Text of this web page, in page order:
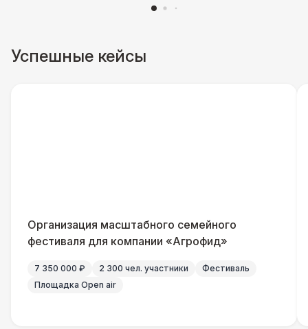
Успешные кейсы
Организация масштабного семейного
фестиваля для компании «Агрофид»
7 350 000 ₽ 2 300 чел. участники
Фестиваль
Площадка Open air